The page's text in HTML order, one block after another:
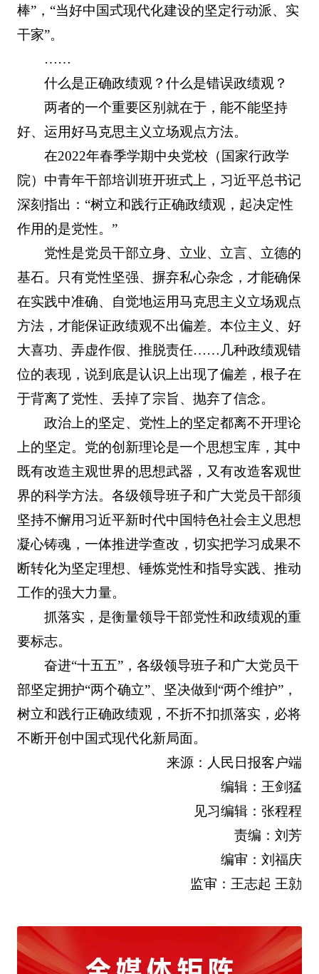
棒”，“当好中国式现代化建设的坚定行动派、实
干家”。
……
什么是正确政绩观？什么是错误政绩观？
两者的一个重要区别就在于，能不能坚持
好、运用好马克思主义立场观点方法。
在2022年春季学期中央党校（国家行政学
院）中青年干部培训班开班式上，习近平总书记
深刻指出：“树立和践行正确政绩观，起决定性
作用的是党性。”
党性是党员干部立身、立业、立言、立德的
基石。只有党性坚强、摒弃私心杂念，才能确保
在实践中准确、自觉地运用马克思主义立场观点
方法，才能保证政绩观不出偏差。本位主义、好
大喜功、弄虚作假、推脱责任……几种政绩观错
位的表现，说到底是认识上出现了偏差，根子在
于背离了党性、丢掉了宗旨、抛弃了信念。
政治上的坚定、党性上的坚定都离不开理论
上的坚定。党的创新理论是一个思想宝库，其中
既有改造主观世界的思想武器，又有改造客观世
界的科学方法。各级领导班子和广大党员干部须
坚持不懈用习近平新时代中国特色社会主义思想
凝心铸魂，一体推进学查改，切实把学习成果不
断转化为坚定理想、锤炼党性和指导实践、推动
工作的强大力量。
抓落实，是衡量领导干部党性和政绩观的重
要标志。
奋进“十五五”，各级领导班子和广大党员干
部坚定拥护“两个确立”、坚决做到“两个维护”，
树立和践行正确政绩观，不折不扣抓落实，必将
不断开创中国式现代化新局面。
来源：人民日报客户端
编辑：王剑猛
见习编辑：张程程
责编：刘芳
编审：刘福庆
监审：王志起 王勍